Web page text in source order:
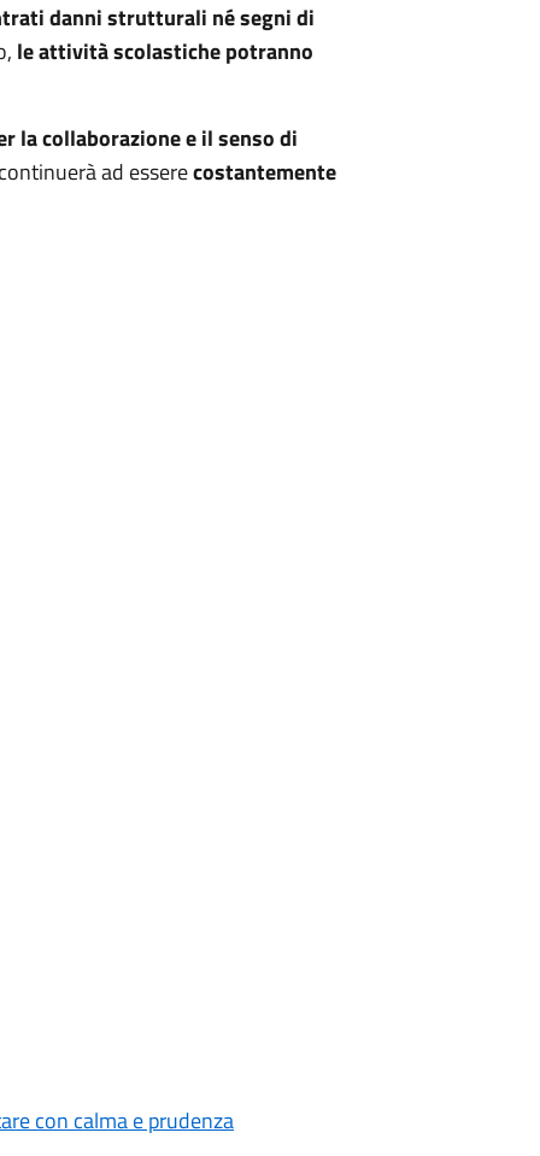
danni strutturali né segni di
le attività scolastiche potranno
la collaborazione e il senso di
ad esserecostantemente
con calma e prudenza